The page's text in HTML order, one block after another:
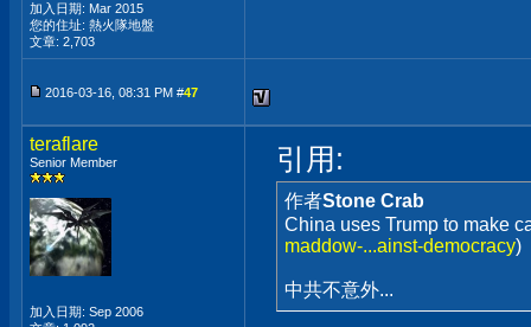
加入日期: Mar 2015
您的住址: 熱火隊地盤
文章: 2,703
2016-03-16, 08:31 PM #47
teraflare
Senior Member
加入日期: Sep 2006
引用:
作者Stone Crab
China uses Trump to make
maddow-...ainst-democracy)
中共不意外...